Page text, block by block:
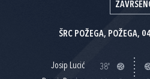
ŠRC POŽEGA, POŽEGA,
Josip Lucić
38'